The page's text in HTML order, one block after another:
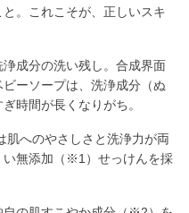
。これこそが、正しいスキ
成分の洗い残し。合成界面
ーソープは、洗浄成分（ぬ
時間が長くなりがち。
肌へのやさしさと洗浄力が両
い無添加（※1）せっけんを採